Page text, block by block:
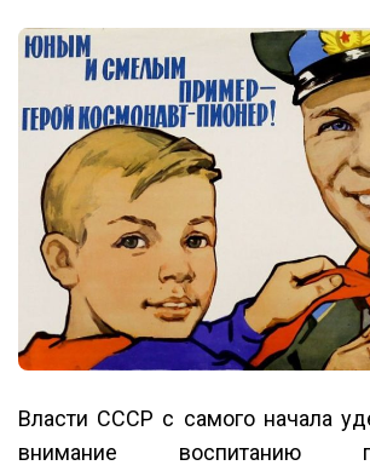
Власти СССР с самого начала
внимание воспитанию